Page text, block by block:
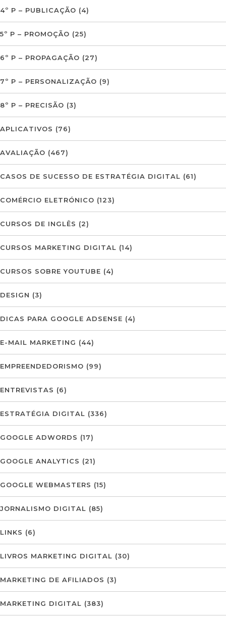
4º P – PUBLICAÇÃO (4)
5º P – PROMOÇÃO (25)
6º P – PROPAGAÇÃO (27)
7º P – PERSONALIZAÇÃO (9)
8º P – PRECISÃO (3)
APLICATIVOS (76)
AVALIAÇÃO (467)
CASOS DE SUCESSO DE ESTRATÉGIA DIGITAL (61)
COMÉRCIO ELETRÓNICO (123)
CURSOS DE INGLÊS (2)
CURSOS MARKETING DIGITAL (14)
CURSOS SOBRE YOUTUBE (4)
DESIGN (3)
DICAS PARA GOOGLE ADSENSE (4)
E-MAIL MARKETING (44)
EMPREENDEDORISMO (99)
ENTREVISTAS (6)
ESTRATÉGIA DIGITAL (336)
GOOGLE ADWORDS (17)
GOOGLE ANALYTICS (21)
GOOGLE WEBMASTERS (15)
JORNALISMO DIGITAL (85)
LINKS (6)
LIVROS MARKETING DIGITAL (30)
MARKETING DE AFILIADOS (3)
MARKETING DIGITAL (383)